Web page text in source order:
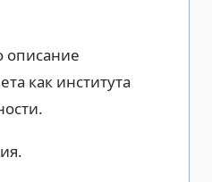
описание
как института